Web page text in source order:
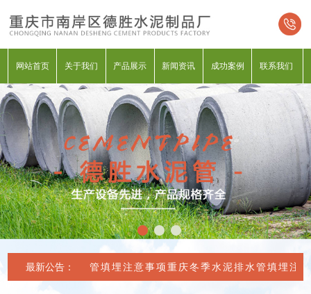
网站首页 关于我们 产品展示 新闻资讯 成功案例 联系我们
最新公告：
庆冬季水泥排水管填埋注意事项重庆冬季水泥排水管填埋注意